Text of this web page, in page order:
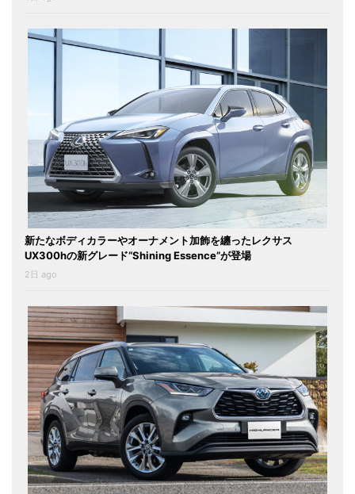
新たなボディカラーやオーナメント加飾を纏ったレクサス
UX300hの新グレード“Shining Essence”が登場
2日 ago